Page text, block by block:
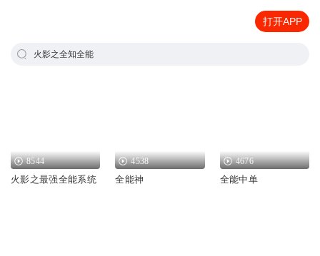
打开APP
火影之全知全能
8544
火影之最强全能系统
4538
全能神
4676
全能中单